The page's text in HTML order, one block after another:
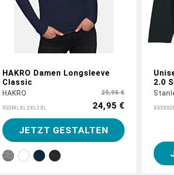
HAKRO Damen Longsleeve
Classic
HAKRO
XSS M XL 2XL 3XL
29,95 €
24,95 €
JETZT GESTALTEN
2.0
XXSXSS